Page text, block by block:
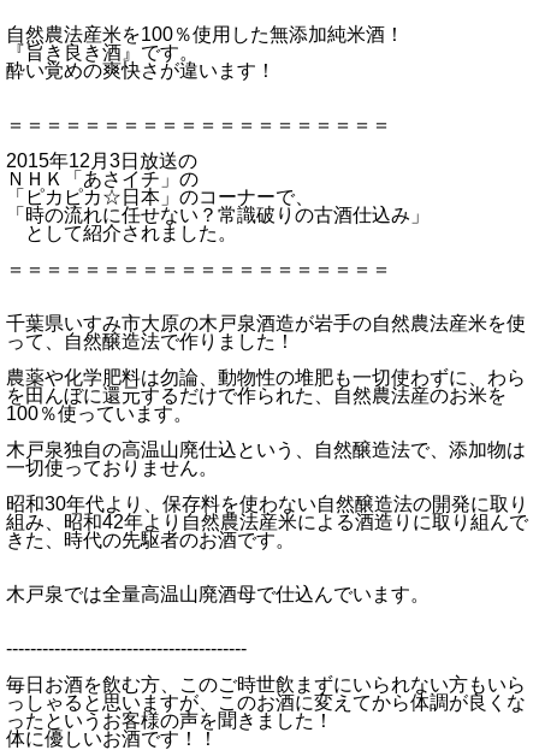
自然農法産米を100％使用した無添加純米酒！
『旨き良き酒』です。
酔い覚めの爽快さが違います！
＝＝＝＝＝＝＝＝＝＝＝＝＝＝＝＝＝＝＝＝
2015年12月3日放送の
ＮＨＫ「あさイチ」の
「ピカピカ☆日本」のコーナーで、
「時の流れに任せない？常識破りの古酒仕込み」
として紹介されました。
＝＝＝＝＝＝＝＝＝＝＝＝＝＝＝＝＝＝＝＝
千葉県いすみ市大原の木戸泉酒造が岩手の自然農法産米を使
って、自然醸造法で作りました！
農薬や化学肥料は勿論、動物性の堆肥も一切使わずに、わら
を田んぼに還元するだけで作られた、自然農法産のお米を
100％使っています。
木戸泉独自の高温山廃仕込という、自然醸造法で、添加物は
一切使っておりません。
昭和30年代より、保存料を使わない自然醸造法の開発に取り
組み、昭和42年より自然農法産米による酒造りに取り組んで
きた、時代の先駆者のお酒です。
木戸泉では全量高温山廃酒母で仕込んでいます。
----------------------------------------
毎日お酒を飲む方、このご時世飲まずにいられない方もいら
っしゃると思いますが、このお酒に変えてから体調が良くな
ったというお客様の声を聞きました！
体に優しいお酒です！！